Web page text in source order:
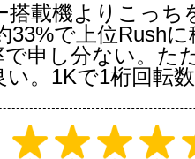
搭載機よりこっち
33%で上位Rush
で申し分ない。た
。1Kで1桁回転